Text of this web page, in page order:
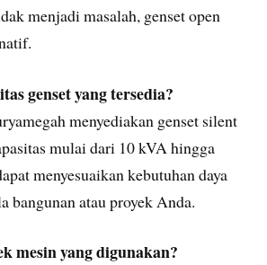
menjadi masalah, genset open
genset yang tersedia?
menyediakan genset silent
mulai dari 10 kVA hingga
menyesuaikan kebutuhan daya
bangunan atau proyek Anda.
mesin yang digunakan?